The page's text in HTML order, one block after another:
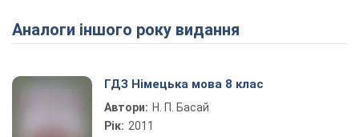
Play Video
Аналоги іншого року видання
ГДЗ Німецька мова 8 клас
Автори: Н. П. Басай
Рік: 2011